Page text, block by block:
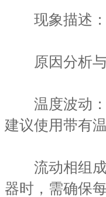
现象描述：
原因分析与
温度波动：
建议使用带有
流动相组成
器时，需确保